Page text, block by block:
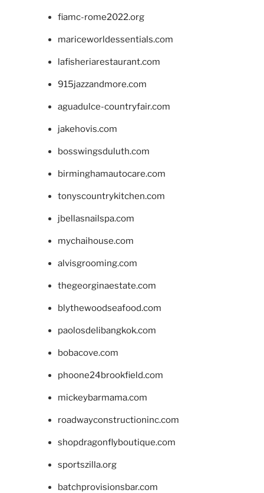
fiamc-rome2022.org
mariceworldessentials.com
lafisheriarestaurant.com
915jazzandmore.com
aguadulce-countryfair.com
jakehovis.com
bosswingsduluth.com
birminghamautocare.com
tonyscountrykitchen.com
jbellasnailspa.com
mychaihouse.com
alvisgrooming.com
thegeorginaestate.com
blythewoodseafood.com
paolosdelibangkok.com
bobacove.com
phoone24brookfield.com
mickeybarmama.com
roadwayconstructioninc.com
shopdragonflyboutique.com
sportszilla.org
batchprovisionsbar.com